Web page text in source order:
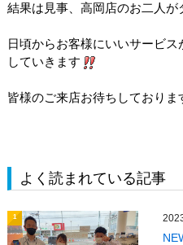
結果は見事、高岡店のお二人が
日頃からお客様にいいサービ
していきます
皆様のご来店お待ちしておりま
よく読まれている記事
1